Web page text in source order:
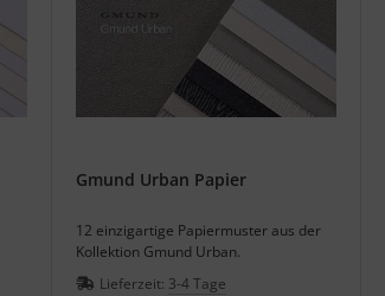
Gmund Urban Papier
12 einzigartige Papiermuster aus der
Kollektion Gmund Urban.
Lieferzeit: 3-4 Tage